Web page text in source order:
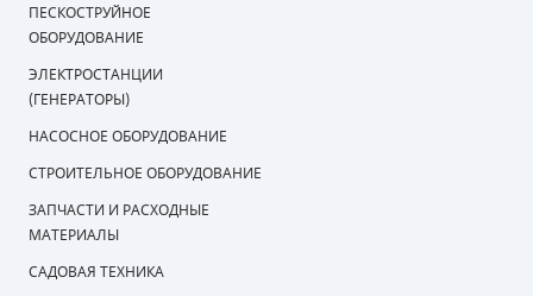
ПЕСКОСТРУЙНОЕ
ОБОРУДОВАНИЕ
ЭЛЕКТРОСТАНЦИИ
(ГЕНЕРАТОРЫ)
НАСОСНОЕ ОБОРУДОВАНИЕ
СТРОИТЕЛЬНОЕ ОБОРУДОВАНИЕ
ЗАПЧАСТИ И РАСХОДНЫЕ
МАТЕРИАЛЫ
САДОВАЯ ТЕХНИКА